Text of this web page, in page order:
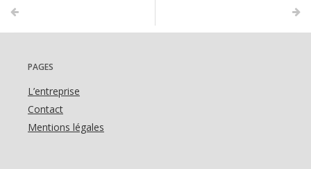
PAGES
L’entreprise
Contact
Mentions légales